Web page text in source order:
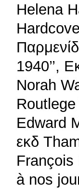
Helena
1940’’,
Norah
Edward
εκδ
à nos